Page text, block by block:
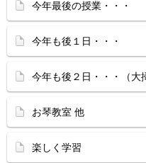
今年最後の授業・・・
今年も後１日・・・
今年も後２日・・・（大
お琴教室 他
楽しく学習